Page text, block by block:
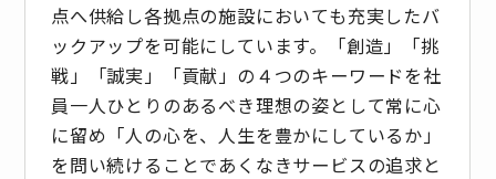
点へ供給し各拠点の施設においても充実したバ
ックアップを可能にしています。「創造」「挑
戦」「誠実」「貢献」の４つのキーワードを社
員一人ひとりのあるべき理想の姿として常に心
に留め「人の心を、人生を豊かにしているか」
を問い続けることであくなきサービスの追求と